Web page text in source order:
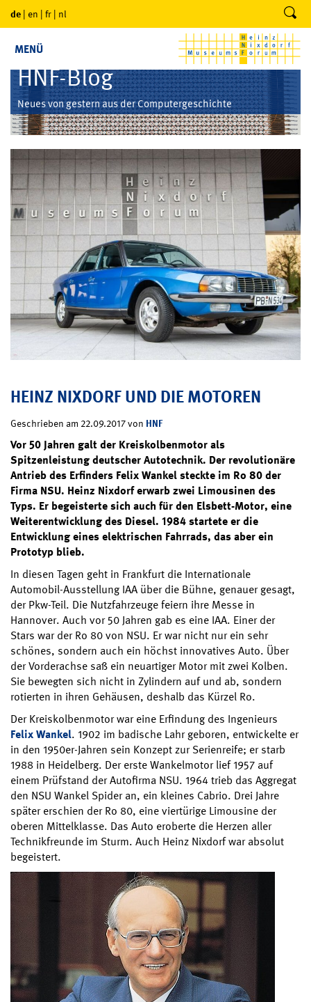
de | en | fr | nl
MENÜ
HNF-Blog
Neues von gestern aus der Computergeschichte
HEINZ NIXDORF UND DIE MOTOREN
Geschrieben am 22.09.2017 von HNF
Vor 50 Jahren galt der Kreiskolbenmotor als
Spitzenleistung deutscher Autotechnik. Der revolutionäre
Antrieb des Erfinders Felix Wankel steckte im Ro 80 der
Firma NSU. Heinz Nixdorf erwarb zwei Limousinen des
Typs. Er begeisterte sich auch für den Elsbett-Motor, eine
Weiterentwicklung des Diesel. 1984 startete er die
Entwicklung eines elektrischen Fahrrads, das aber ein
Prototyp blieb.
In diesen Tagen geht in Frankfurt die Internationale
Automobil-Ausstellung IAA über die Bühne, genauer gesagt,
der Pkw-Teil. Die Nutzfahrzeuge feiern ihre Messe in
Hannover. Auch vor 50 Jahren gab es eine IAA. Einer der
Stars war der Ro 80 von NSU. Er war nicht nur ein sehr
schönes, sondern auch ein höchst innovatives Auto. Über
der Vorderachse saß ein neuartiger Motor mit zwei Kolben.
Sie bewegten sich nicht in Zylindern auf und ab, sondern
rotierten in ihren Gehäusen, deshalb das Kürzel Ro.
Der Kreiskolbenmotor war eine Erfindung des Ingenieurs
Felix Wankel. 1902 im badische Lahr geboren, entwickelte er
in den 1950er-Jahren sein Konzept zur Serienreife; er starb
1988 in Heidelberg. Der erste Wankelmotor lief 1957 auf
einem Prüfstand der Autofirma NSU. 1964 trieb das Aggregat
den NSU Wankel Spider an, ein kleines Cabrio. Drei Jahre
später erschien der Ro 80, eine viertürige Limousine der
oberen Mittelklasse. Das Auto eroberte die Herzen aller
Technikfreunde im Sturm. Auch Heinz Nixdorf war absolut
begeistert.